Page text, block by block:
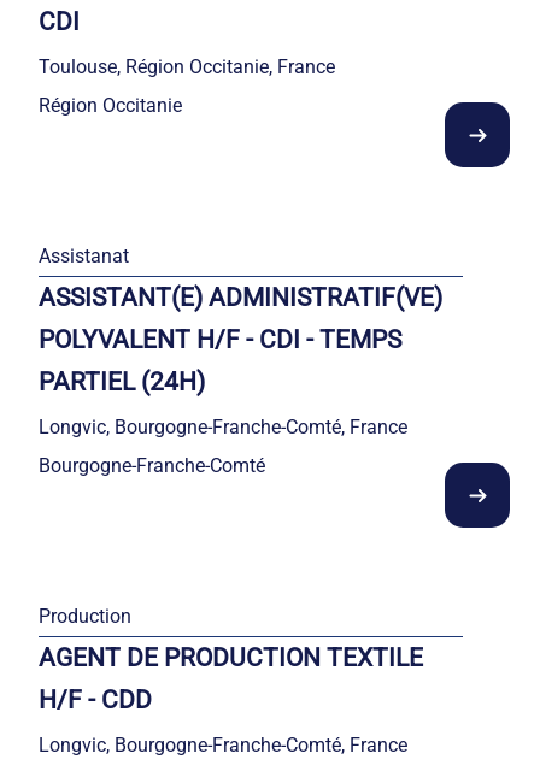
CDI
Toulouse, Région Occitanie, France
Région Occitanie
Assistanat
ASSISTANT(E) ADMINISTRATIF(VE)
POLYVALENT H/F - CDI - TEMPS
PARTIEL (24H)
Longvic, Bourgogne-Franche-Comté, France
Bourgogne-Franche-Comté
Production
AGENT DE PRODUCTION TEXTILE
H/F - CDD
Longvic, Bourgogne-Franche-Comté, France